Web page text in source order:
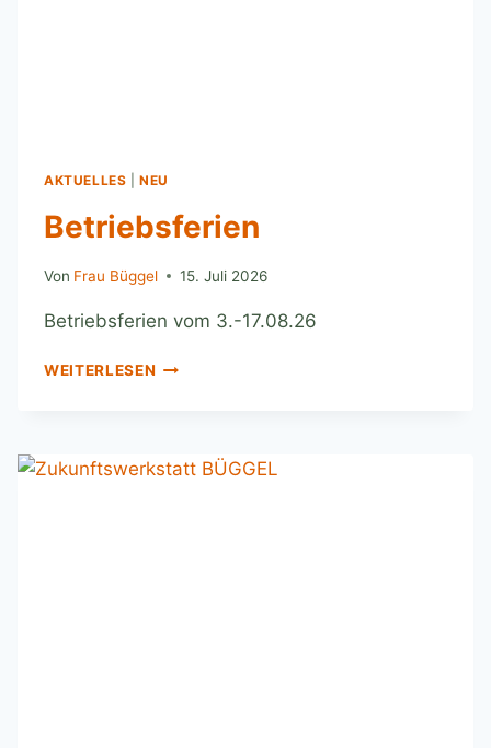
AKTUELLES |NEU
Betriebsferien
Von Frau Büggel 15. Juli 2026
Betriebsferien vom 3.-17.08.26
WEITERLESEN